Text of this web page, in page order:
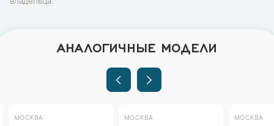
АНАЛОГИЧНЫЕ МОДЕЛИ
МОСКВА МОСКВА МОСКВА